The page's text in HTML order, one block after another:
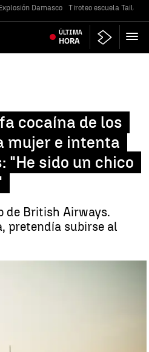
Explosión Damasco Tiroteo escuela
ÚLTIMA
HORA
cocaína de los
mujer e intenta
"He sido un chico
de British Airways.
pretendía subirse al